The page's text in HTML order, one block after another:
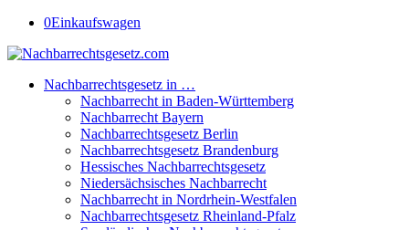
0Einkaufswagen
Nachbarrechtsgesetz in …
Nachbarrecht in Baden-Württemberg
Nachbarrecht Bayern
Nachbarrechtsgesetz Berlin
Nachbarrechtsgesetz Brandenburg
Hessisches Nachbarrechtsgesetz
Niedersächsisches Nachbarrecht
Nachbarrecht in Nordrhein-Westfalen
Nachbarrechtsgesetz Rheinland-Pfalz